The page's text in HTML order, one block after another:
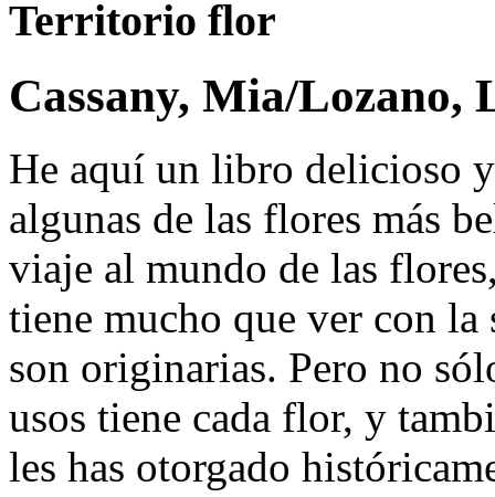
Territorio flor
Cassany, Mia/Lozano,
He aquí un libro delicioso
algunas de las flores más
viaje al mundo de las
tiene mucho que ver con
son originarias. Pero no
usos tiene cada flor, y
les has otorgado